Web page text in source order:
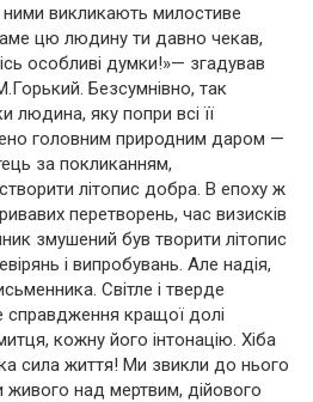
ними викликають милостиве
цю людину ти давно чекав,
особливі думки!»— згадував
Безсумнівно, так
людина, яку попри всі її
головним природним даром —
за покликанням,
літопис добра. В епоху ж
перетворень, час визисків
змушений був творити літопис
і випробувань. Але надія,
Світле і тверде
справдження кращої долі
кожну його інтонацію. Хіба
сила життя! Ми звикли до нього
живого над мертвим, дійового